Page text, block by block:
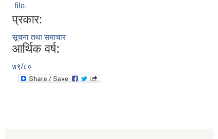
file.
प्रकार:
सूचना तथा समाचार
आर्थिक वर्ष:
७९/८०